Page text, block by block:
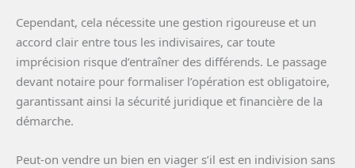
Cependant, cela nécessite une gestion rigoureuse et un
accord clair entre tous les indivisaires, car toute
imprécision risque d’entraîner des différends. Le passage
devant notaire pour formaliser l’opération est obligatoire,
garantissant ainsi la sécurité juridique et financière de la
démarche.
Peut-on vendre un bien en viager s’il est en indivision sans